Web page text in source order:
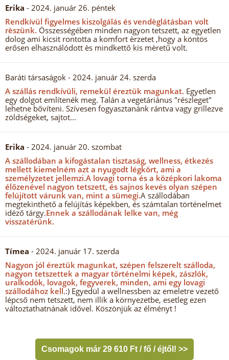
Erika - 2024. január 26. péntek
Rendkívül figyelmes kiszolgálás és vendèglátásban volt
rèszünk. Összességében minden nagyon tetszett, az egyetlen
dolog ami kicsit rontotta a komfort èrzetet ,hogy a köntös
erősen elhasználódott ès mindkettő kis mèretű volt.
Baráti társaságok - 2024. január 24. szerda
A szállás rendkívüli, remekül éreztük magunkat. Egyetlen
egy dolgot említenék meg. Talán a vegetáriánus "részleget"
lehetne bővíteni. Szívesen fogyasztanánk rántva vagy grillezve
zöldségeket, sajtot...
Erika - 2024. január 20. szombat
A szállodában a kifogástalan tisztaság, wellness, étkezés
mellett kiemelném azt a nyugodt légkört, ami a
személyzetet jellemzi.A lovagi torna és a középkori lakoma
élőzenével nagyon tetszett, és sajnos kevés olyan szépen
felújított várunk van, mint a sümegi.A szállodában
megtekinthető a felújítás képekben, és számtalan történelmet
idéző tárgy.Ennek a szállodának lelke van, még
visszatérünk.
Tímea - 2024. január 17. szerda
Nagyon jól éreztük magunkat, szépen felszerelt szálloda,
nagyon tetszettek a magyar történelmi képek, zászlók,
uralkodók, lovagok, fegyverek, minden, ami egy lovagi
szállodához kell.:) Egyedül a wellnessben az emeletre vezető
lépcső nem tetszett, nem illik a környezetbe, esetleg ezen
változtathatnának idővel. Köszönjük az élményt !
Csomagok már 29 610 Ft / fő / éjtől! >>